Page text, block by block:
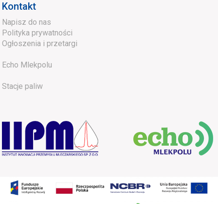
Kontakt
Napisz do nas
Polityka prywatności
Ogłoszenia i przetargi
Echo Mlekpolu
Stacje paliw